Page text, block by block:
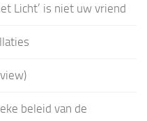
Licht’ is niet uw vriend
beleid van de